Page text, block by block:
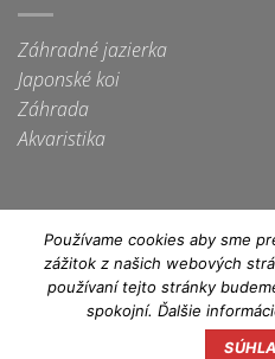
Záhradné jazierka
Japonské koi
Záhrada
Akvaristika
Apple
Pay
Dinners
Club
Používame cookies aby sme
zážitok z našich webových
používaní tejto stránky
spokojní. Ďalšie